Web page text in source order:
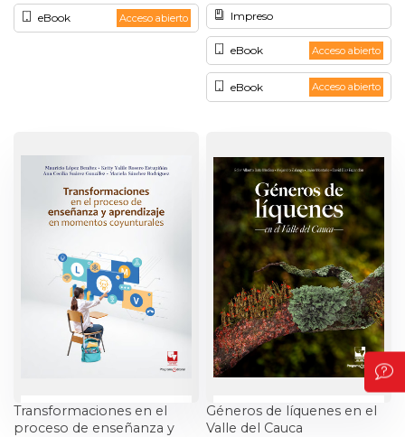
eBook Acceso abierto Impreso
eBook Acceso abierto
eBook Acceso abierto
Transformaciones en el
proceso de enseñanza y
Géneros de líquenes en el
Valle del Cauca